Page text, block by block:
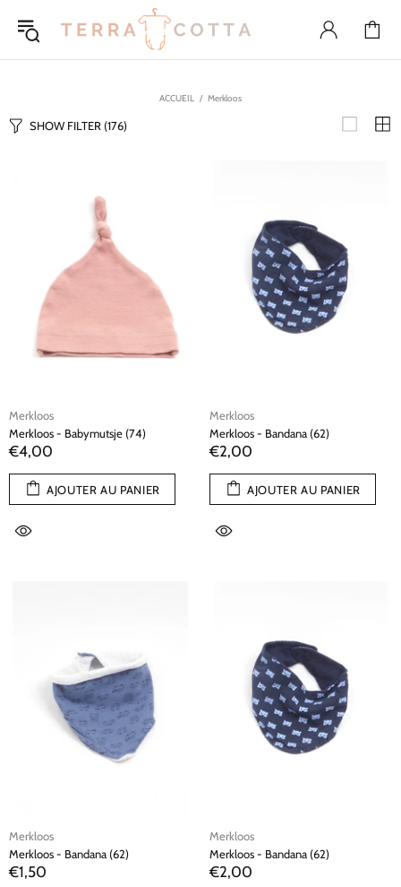
ACCUEIL Merkloos
SHOW FILTER (176)
Merkloos
Merkloos - Babymutsje (74)
€4,00
AJOUTER AU PANIER
Merkloos
Merkloos - Bandana (62)
€2,00
AJOUTER AU PANIER
Merkloos
Merkloos - Bandana (62)
€1,50
Merkloos
Merkloos - Bandana (62)
€2,00